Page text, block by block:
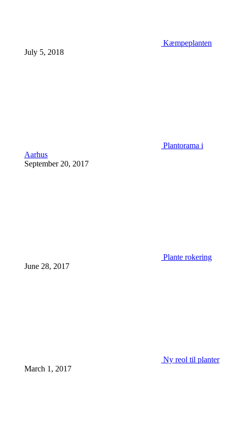
Kæmpeplanten
July 5, 2018
Plantorama i
Aarhus
September 20, 2017
Plante rokering
June 28, 2017
Ny reol til planter
March 1, 2017